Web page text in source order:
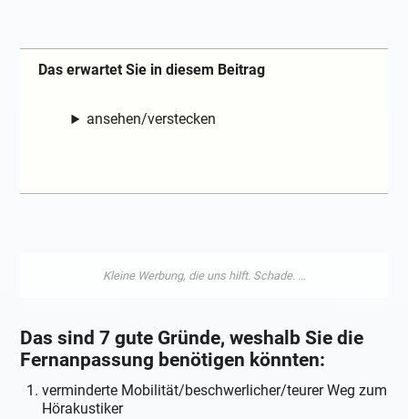
Das erwartet Sie in diesem Beitrag
ansehen/verstecken
Das sind 7 gute Gründe, weshalb Sie die
Fernanpassung benötigen könnten:
verminderte Mobilität/beschwerlicher/teurer Weg zum
Hörakustiker